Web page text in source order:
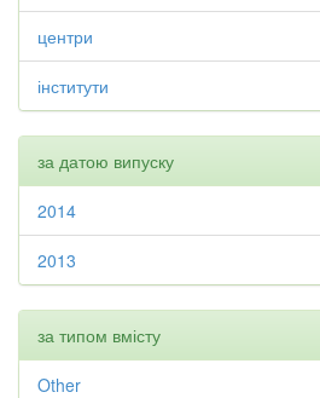
центри
інститути
за датою випуску
2014
2013
за типом вмісту
Other